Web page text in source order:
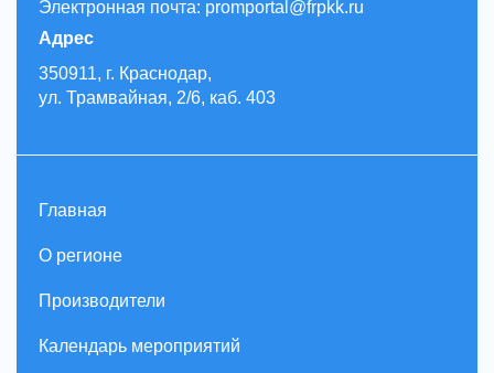
Электронная почта: promportal@frpkk.ru
Адрес
350911, г. Краснодар,
ул. Трамвайная, 2/6, каб. 403
Главная
О регионе
Производители
Календарь мероприятий